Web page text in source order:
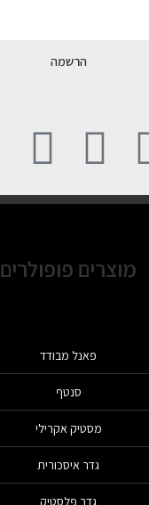
הרשמה
מוצרים פופולרים
פאנל מבודד
סנטף
מסטיק אקרילי
גדר איסכורית
גדר פלסטיק